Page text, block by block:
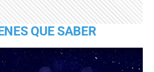
QUE SABER